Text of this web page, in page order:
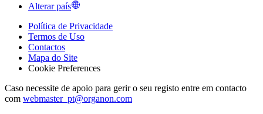
Alterar país
Política de Privacidade
Termos de Uso
Contactos
Mapa do Site
Cookie Preferences
Caso necessite de apoio para gerir o seu registo entre em contacto
com webmaster_pt@organon.com